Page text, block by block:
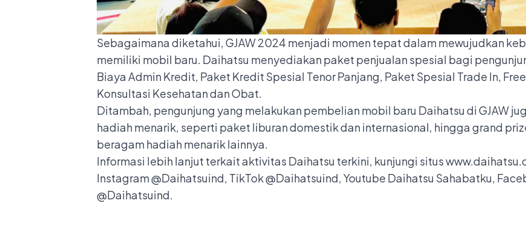
Sebagaimana diketahui, GJAW 2024 menjadi momen tepat dalam mewujudkan
memiliki mobil baru. Daihatsu menyediakan paket penjualan spesial bagi
Biaya Admin Kredit, Paket Kredit Spesial Tenor Panjang, Paket Spesial Trade In,
Konsultasi Kesehatan dan Obat.
Ditambah, pengunjung yang melakukan pembelian mobil baru Daihatsu di GJAW
hadiah menarik, seperti paket liburan domestik dan internasional, hingga grand
beragam hadiah menarik lainnya.
Informasi lebih lanjut terkait aktivitas Daihatsu terkini, kunjungi situs
Instagram @Daihatsuind, TikTok @Daihatsuind, Youtube Daihatsu Sahabatku,
@Daihatsuind.